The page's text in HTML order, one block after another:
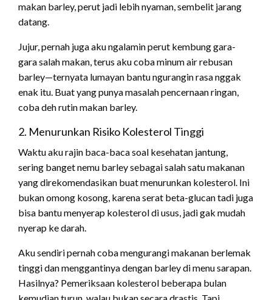
makan barley, perut jadi lebih nyaman, sembelit jarang
datang.
Jujur, pernah juga aku ngalamin perut kembung gara-
gara salah makan, terus aku coba minum air rebusan
barley—ternyata lumayan bantu ngurangin rasa nggak
enak itu. Buat yang punya masalah pencernaan ringan,
coba deh rutin makan barley.
2. Menurunkan Risiko Kolesterol Tinggi
Waktu aku rajin baca-baca soal kesehatan jantung,
sering banget nemu barley sebagai salah satu makanan
yang direkomendasikan buat menurunkan kolesterol. Ini
bukan omong kosong, karena serat beta-glucan tadi juga
bisa bantu menyerap kolesterol di usus, jadi gak mudah
nyerap ke darah.
Aku sendiri pernah coba mengurangi makanan berlemak
tinggi dan menggantinya dengan barley di menu sarapan.
Hasilnya? Pemeriksaan kolesterol beberapa bulan